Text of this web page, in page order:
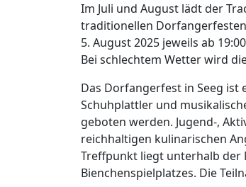
Im Juli und August lädt der
traditionellen Dorfangerfesten
5. August 2025 jeweils ab
Bei schlechtem Wetter wird
Das Dorfangerfest in Seeg ist
Schuhplattler und
geboten werden. Jugend-,
reichhaltigen kulinarischen
Treffpunkt liegt unterhalb der
Bienchenspielplatzes. Die